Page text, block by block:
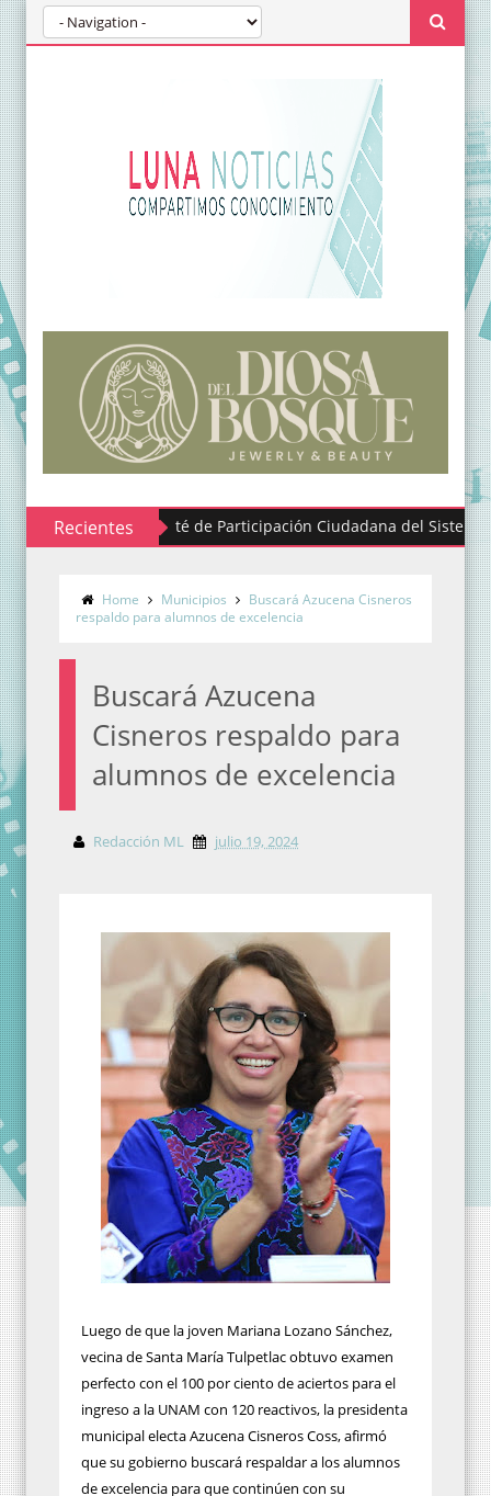
Recientes
del Comité de Participación Ciudadana del Sistema
Home Municipios
Buscará Azucena Cisneros
respaldo para alumnos de excelencia
Buscará Azucena
Cisneros respaldo para
alumnos de excelencia
Redacción ML julio 19, 2024
Luego de que la joven Mariana Lozano Sánchez,
vecina de Santa María Tulpetlac obtuvo examen
perfecto con el 100 por ciento de aciertos para el
ingreso a la UNAM con 120 reactivos, la presidenta
municipal electa Azucena Cisneros Coss, afirmó
que su gobierno buscará respaldar a los alumnos
de excelencia para que continúen con su